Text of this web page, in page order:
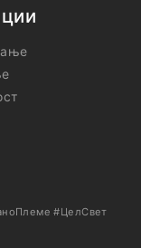
#ЦелСвет